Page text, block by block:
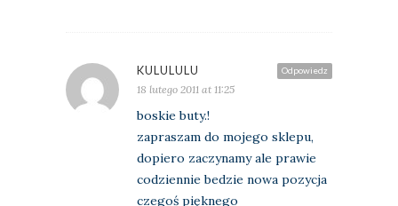
Odpowiedz
KULULULU
18 lutego 2011 at 11:25
boskie buty.!
zapraszam do mojego sklepu,
dopiero zaczynamy ale prawie
codziennie bedzie nowa pozycja
czegoś pięknego